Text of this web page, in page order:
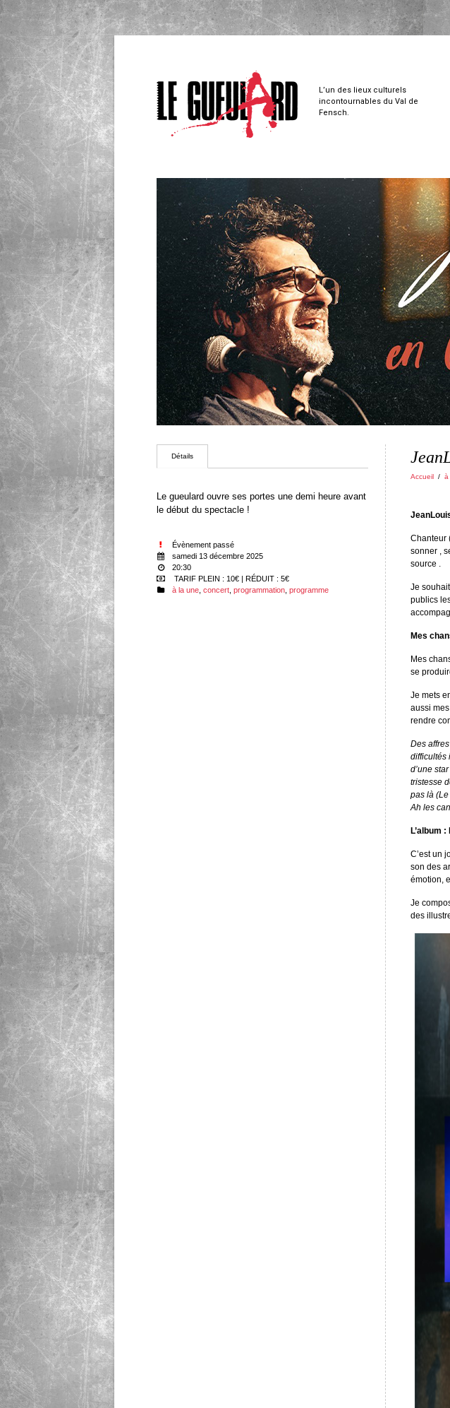
L’un des lieux culturels
incontournables du Val de
Fensch.
Accueil / à
Chanteur
sonner ,
source .
Je
publics
Mes
Mes
se
Je mets
aussi
rendre
Des
difficultés
d’une
tristesse
pas là
Ah les
L’album
C’est un
son des
émotion,
Je
des
Détails
Le gueulard ouvre ses portes une demi heure avant
le début du spectacle !
Évènement passé
samedi 13 décembre 2025
20:30
TARIF PLEIN : 10€ | RÉDUIT : 5€
à la une concert programmation programme